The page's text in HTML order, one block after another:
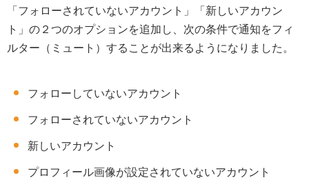
「フォローされていないアカウント」「新しいアカウン
ト」の２つのオプションを追加し、次の条件で通知をフィ
ルター（ミュート）することが出来るようになりました。
フォローしていないアカウント
フォローされていないアカウント
新しいアカウント
プロフィール画像が設定されていないアカウント